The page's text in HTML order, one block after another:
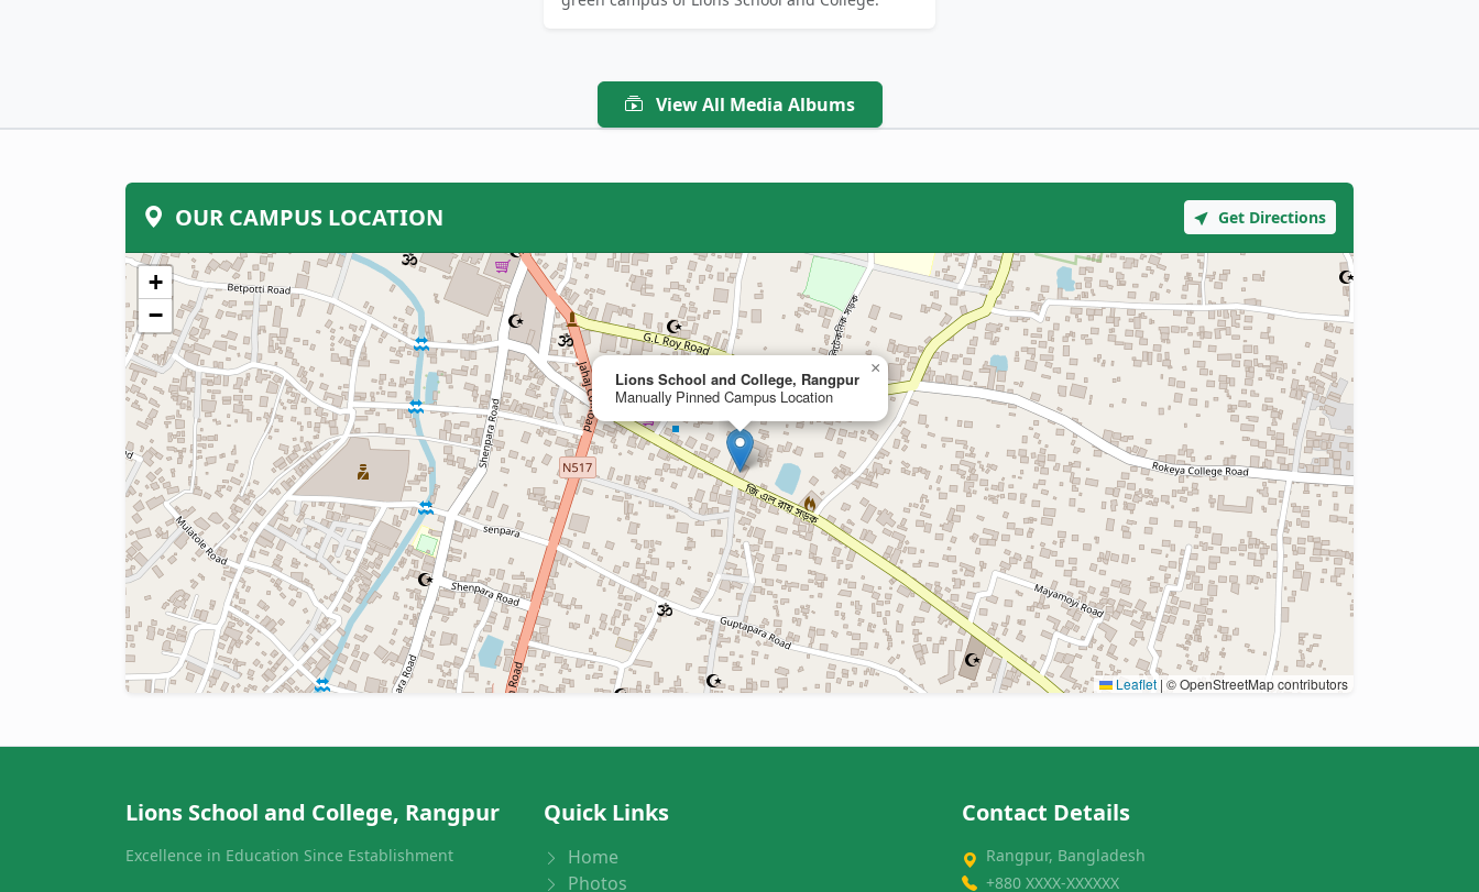
View All Media Albums
OUR CAMPUS LOCATION Get Directions
Lions School and College, Rangpur
Manually Pinned Campus Location
×
+
−
Leaflet | © OpenStreetMap contributors
Lions School and College, Rangpur
Excellence in Education Since Establishment
Quick Links
Home
Photos
Contact Details
Rangpur, Bangladesh
+880 XXXX-XXXXXX